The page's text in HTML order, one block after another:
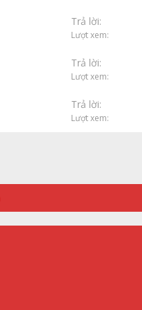
Trả lời
Lượt xem
Trả lời
Lượt xem
Trả lời
Lượt xem